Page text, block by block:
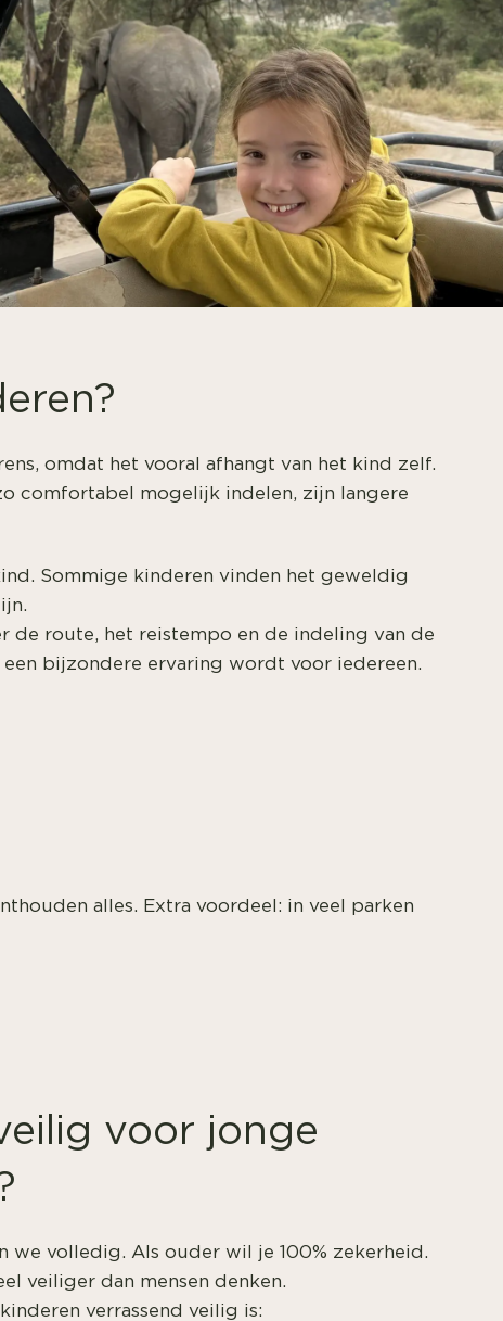
omdat het vooral afhangt van het kind zelf.
comfortabel mogelijk indelen, zijn langere
Sommige kinderen vinden het geweldig
de route, het reistempo en de indeling van de
bijzondere ervaring wordt voor iedereen.
alles. Extra voordeel: in veel parken
voor jonge
we volledig. Als ouder wil je 100% zekerheid.
veiliger dan mensen denken.
verrassend veilig is: